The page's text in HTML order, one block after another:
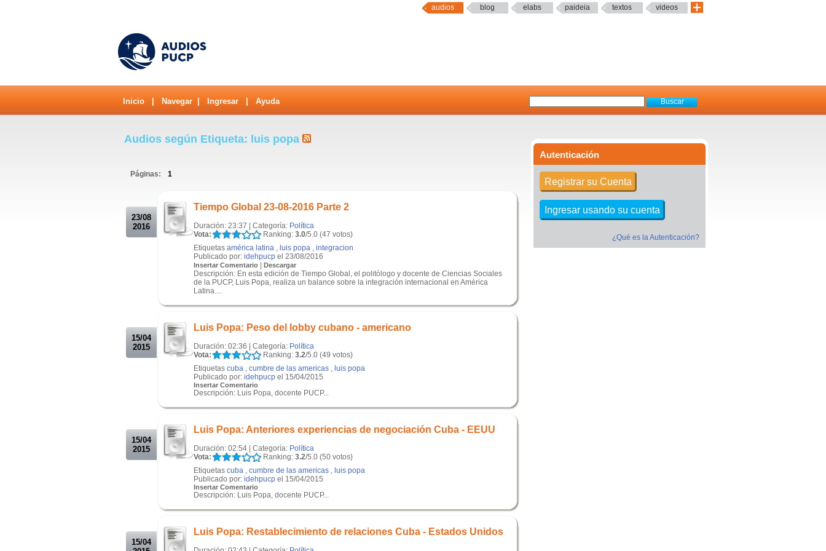
audios blog elabs paideia textos videos
Inicio Navegar Ingresar Ayuda
Autenticación
Registrar su Cuenta
Ingresar usando su cuenta
¿Qué es la Autenticación?
Audios según Etiqueta: luis popa
Páginas: 1
23/08
2016
Tiempo Global 23-08-2016 Parte 2
Duración: 23:37 | Categoría: Política
Vota:
Ranking: 3.0/5.0 (47 votos)
Etiquetas américa latina , luis popa , integracion
Publicado por: idehpucp el 23/08/2016
Insertar Comentario | Descargar
Descripción: En esta edición de Tiempo Global, el politólogo y docente de Ciencias Sociales
de la PUCP, Luis Popa, realiza un balance sobre la integración internacional en América
Latina....
15/04
2015
Luis Popa: Peso del lobby cubano - americano
Duración: 02:36 | Categoría: Política
Vota:
Ranking: 3.2/5.0 (49 votos)
Etiquetas cuba , cumbre de las americas , luis popa
Publicado por: idehpucp el 15/04/2015
Insertar Comentario
Descripción: Luis Popa, docente PUCP...
15/04
2015
Luis Popa: Anteriores experiencias de negociación Cuba - EEUU
Duración: 02:54 | Categoría: Política
Vota:
Ranking: 3.2/5.0 (50 votos)
Etiquetas cuba , cumbre de las americas , luis popa
Publicado por: idehpucp el 15/04/2015
Insertar Comentario
Descripción: Luis Popa, docente PUCP...
15/04
Luis Popa: Restablecimiento de relaciones Cuba - Estados Unidos